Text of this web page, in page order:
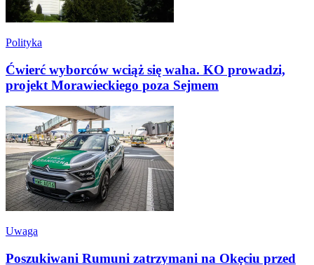
Polityka
Ćwierć wyborców wciąż się waha. KO prowadzi,
projekt Morawieckiego poza Sejmem
Uwaga
Poszukiwani Rumuni zatrzymani na Okęciu przed